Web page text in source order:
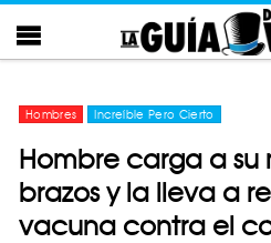
Hombres Increíble Pero Cierto
Hombre carga a su
brazos y la lleva a
vacuna contra el